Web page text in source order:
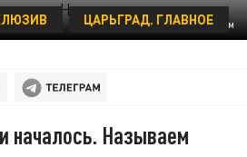
ФОТО: FREEPIK.COM
ЦАРЬГРАД. ГЛАВНОЕ
началось. Называем